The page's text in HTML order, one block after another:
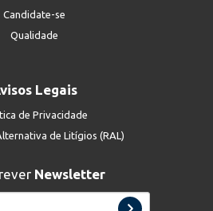
Candidate-se
Qualidade
Legais
de Privacidade
de Litígios (RAL)
Newsletter